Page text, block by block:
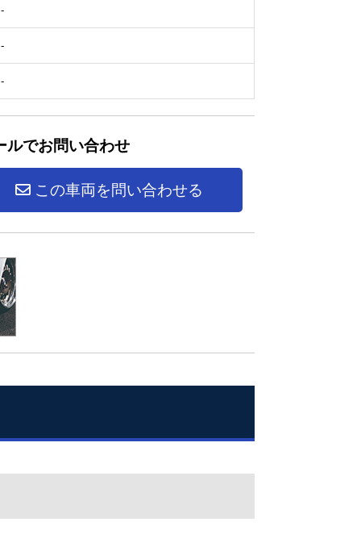
-
-
-
ルでお問い合わせ
この車両を問い合わせる